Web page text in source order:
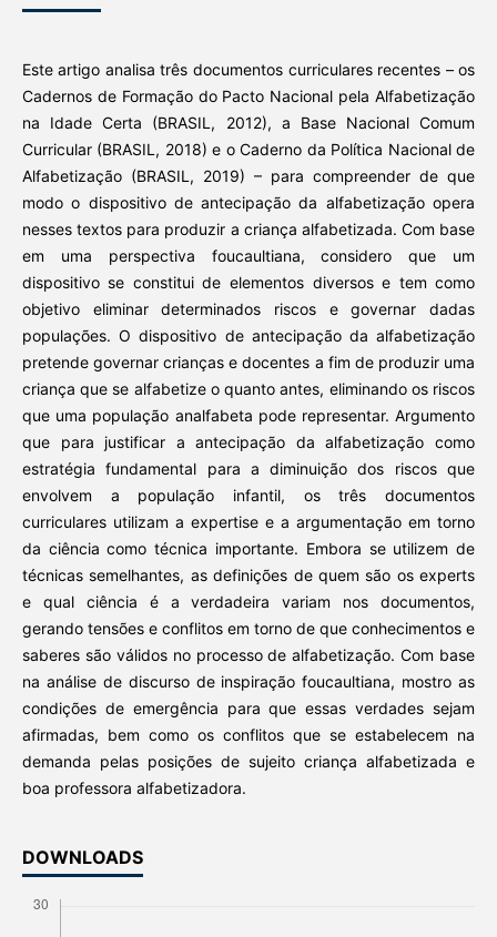
Este artigo analisa três documentos curriculares recentes – os
Cadernos de Formação do Pacto Nacional pela Alfabetização
na Idade Certa (BRASIL, 2012), a Base Nacional Comum
Curricular (BRASIL, 2018) e o Caderno da Política Nacional de
Alfabetização (BRASIL, 2019) – para compreender de que
modo o dispositivo de antecipação da alfabetização opera
nesses textos para produzir a criança alfabetizada. Com base
em uma perspectiva foucaultiana, considero que um
dispositivo se constitui de elementos diversos e tem como
objetivo eliminar determinados riscos e governar dadas
populações. O dispositivo de antecipação da alfabetização
pretende governar crianças e docentes a fim de produzir uma
criança que se alfabetize o quanto antes, eliminando os riscos
que uma população analfabeta pode representar. Argumento
que para justificar a antecipação da alfabetização como
estratégia fundamental para a diminuição dos riscos que
envolvem a população infantil, os três documentos
curriculares utilizam a expertise e a argumentação em torno
da ciência como técnica importante. Embora se utilizem de
técnicas semelhantes, as definições de quem são os experts
e qual ciência é a verdadeira variam nos documentos,
gerando tensões e conflitos em torno de que conhecimentos e
saberes são válidos no processo de alfabetização. Com base
na análise de discurso de inspiração foucaultiana, mostro as
condições de emergência para que essas verdades sejam
afirmadas, bem como os conflitos que se estabelecem na
demanda pelas posições de sujeito criança alfabetizada e
boa professora alfabetizadora.
DOWNLOADS